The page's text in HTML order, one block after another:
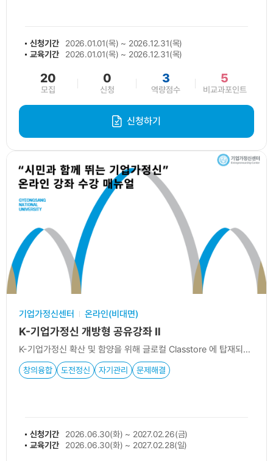
신청기간
2026.01.01(목) ~ 2026.12.31(목)
교육기간
2026.01.01(목) ~ 2026.12.31(목)
20
모집
0
신청
3
역량점수
5
비교과포인트
신청하기
기업가정신센터 온라인(비대면)
K-기업가정신 개방형 공유강좌 Ⅱ
K-기업가정신 확산 및 함양을 위해 글로컬 Classtore 에 탑재되어 있는 5개 강좌를 통해 기업가정신 역량 강화
창의융합 도전정신 자기관리 문제해결
신청기간
2026.06.30(화) ~ 2027.02.26(금)
교육기간
2026.06.30(화) ~ 2027.02.28(일)